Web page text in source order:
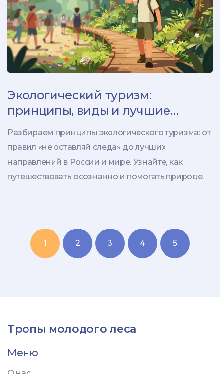
Экологический туризм:
принципы, виды и лучшие
направления в России и мире
Разбираем принципы экологического туризма: от
правил «не оставляй следа» до лучших
направлений в России и мире. Узнайте, как
путешествовать осознанно и помогать природе.
1 2 3 4 5
Тропы молодого леса
Меню